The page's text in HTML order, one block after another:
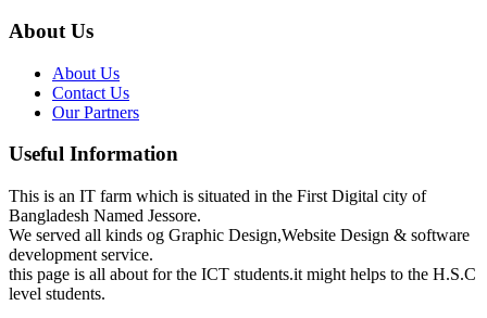
About Us
About Us
Contact Us
Our Partners
Useful Information
This is an IT farm which is situated in the First Digital city of
Bangladesh Named Jessore.
We served all kinds og Graphic Design,Website Design & software
development service.
this page is all about for the ICT students.it might helps to the H.S.C
level students.